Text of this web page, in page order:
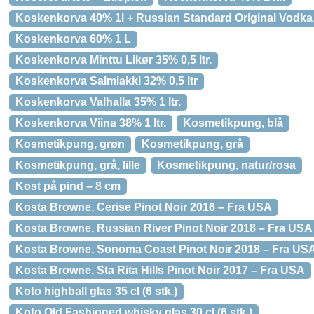
Koskenkorva 40% 1l + Russian Standard Original Vodka
Koskenkorva 60% 1 L
Koskenkorva Minttu Likør 35% 0,5 ltr.
Koskenkorva Salmiakki 32% 0,5 ltr
Koskenkorva Valhalla 35% 1 ltr.
Koskenkorva Viina 38% 1 ltr.
Kosmetikpung, blå
Kosmetikpung, grøn
Kosmetikpung, grå
Kosmetikpung, grå, lille
Kosmetikpung, natur/rosa
Kost på pind – 8 cm
Kosta Browne, Cerise Pinot Noir 2016 – Fra USA
Kosta Browne, Russian River Pinot Noir 2018 – Fra USA
Kosta Browne, Sonoma Coast Pinot Noir 2018 – Fra
Kosta Browne, Sta Rita Hills Pinot Noir 2017 – Fra USA
Koto highball glas 35 cl (6 stk.)